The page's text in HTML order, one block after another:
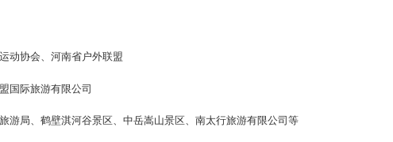
动协会、河南省户外联盟
国际旅游有限公司
游局、鹤壁淇河谷景区、中岳嵩山景区、南太行旅游有限公司等